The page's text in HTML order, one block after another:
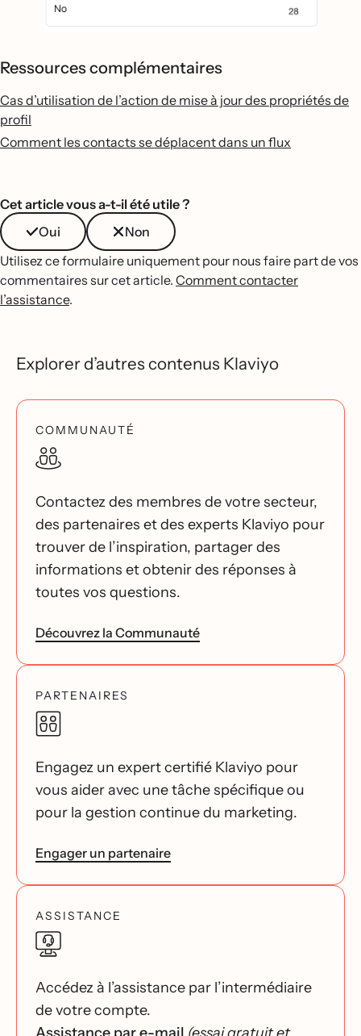
Ressources complémentaires
Cas d’utilisation de l’action de mise à jour des propriétés de
profil
Comment les contacts se déplacent dans un flux
Cet article vous a-t-il été utile ?
Oui
Non
Utilisez ce formulaire uniquement pour nous faire part de vos
commentaires sur cet article. Comment contacter
l’assistance.
Explorer d’autres contenus Klaviyo
COMMUNAUTÉ
Contactez des membres de votre secteur,
des partenaires et des experts Klaviyo pour
trouver de l’inspiration, partager des
informations et obtenir des réponses à
toutes vos questions.
Découvrez la Communauté
PARTENAIRES
Engagez un expert certifié Klaviyo pour
vous aider avec une tâche spécifique ou
pour la gestion continue du marketing.
Engager un partenaire
ASSISTANCE
Accédez à l’assistance par l’intermédiaire
de votre compte.